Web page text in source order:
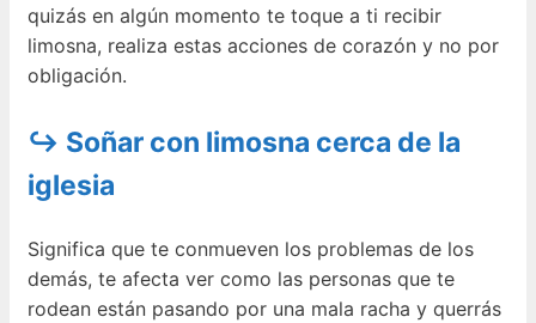
quizás en algún momento te toque a ti recibir
limosna, realiza estas acciones de corazón y no por
obligación.
↪ Soñar con limosna cerca de la
iglesia
Significa que te conmueven los problemas de los
demás, te afecta ver como las personas que te
rodean están pasando por una mala racha y querrás